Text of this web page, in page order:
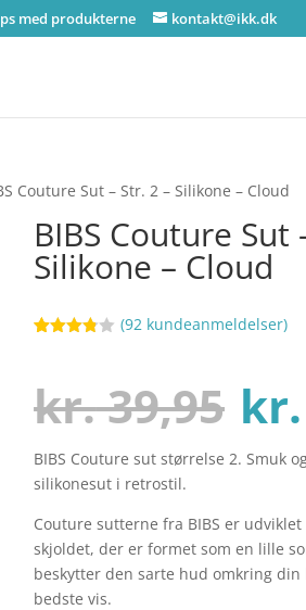
med produkterne kontakt@ikk.dk
Couture Sut – Str. 2 – Silikone – Cloud
BIBS Couture Sut
Silikone – Cloud
5
baseret
på
ømmels
er
(92kundeanmeldelser)
kr.39,95 kr.
BIBS Couture sut størrelse 2. Smuk
silikonesut i retrostil.
Couture sutterne fra BIBS er
skjoldet, der er formet som en lille
beskytter den sarte hud omkring din
bedste vis.